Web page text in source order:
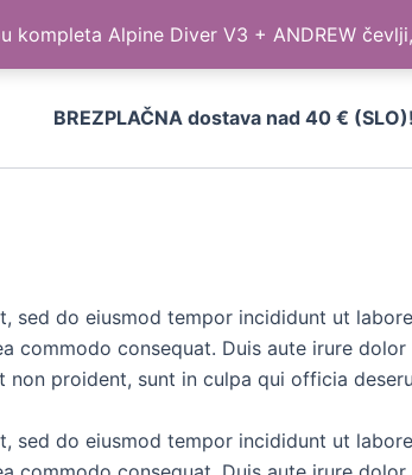
kompleta Alpine Diver V3 + ANDREW
BREZPLAČNA dostava nad 40 € (SLO)!
sed do eiusmod tempor incididunt ut
commodo consequat. Duis aute irure
proident, sunt in culpa qui officia
sed do eiusmod tempor incididunt ut